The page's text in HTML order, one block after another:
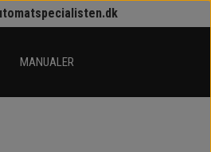
MANUALER